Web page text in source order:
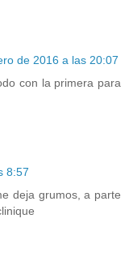
de 2016 a las 20:07
con la primera para
8:57
deja grumos, a parte